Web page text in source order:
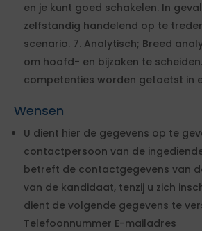
en je kunt goed schakelen. In
zelfstandig handelend op te
scenario. 7. Analytisch; Breed
om hoofd- en bijzaken te
competenties worden getoetst in
Wensen
U dient hier de gegevens op te
contactpersoon van de
betreft de contactgegevens van
van de kandidaat, tenzij u zich
dient de volgende gegevens te
Telefoonnummer E-mailadres